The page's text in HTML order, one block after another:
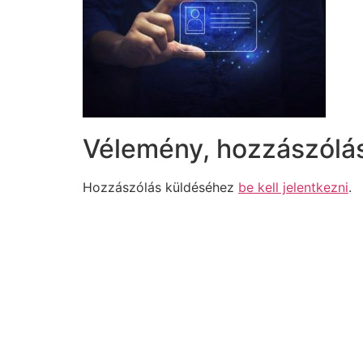
Vélemény,
Hozzászólás küldéséhez be kell jelentkezni.